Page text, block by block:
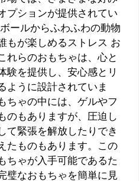
プションが提供されてい
ールからふわふわの動物
もが楽しめるストレス お
れらのおもちゃは、心と
験を提供し、安心感とリ
ように設計されていま
ちゃの中には、ゲルやフ
のもありますが、圧迫し
て緊張を解放したりでき
たものもあります。この
ちゃが入手可能であるた
璧なおもちゃを簡単に見